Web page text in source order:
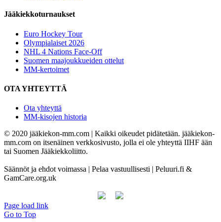
Jääkiekkoturnaukset
Euro Hockey Tour
Olympialaiset 2026
NHL 4 Nations Face-Off
Suomen maajoukkueiden ottelut
MM-kertoimet
OTA YHTEYTTÄ
Ota yhteyttä
MM-kisojen historia
© 2020 jääkiekon-mm.com | Kaikki oikeudet pidätetään. jääkiekon-
mm.com on itsenäinen verkkosivusto, jolla ei ole yhteyttä IIHF ään
tai Suomen Jääkiekkoliitto.
Säännöt ja ehdot voimassa | Pelaa vastuullisesti | Peluuri.fi &
GamCare.org.uk
Page load link
Go to Top